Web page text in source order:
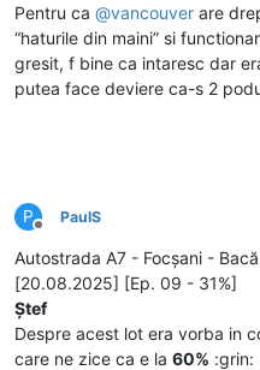
Pentru ca @vancouver are
“haturile din maini” si
gresit, f bine ca intaresc dar
putea face deviere ca-s 2
P
Deconectat
PaulS
Autostrada A7 - Focșani -
[20.08.2025] [Ep. 09 - 31%]
Ștef
Despre acest lot era vorba in
care ne zice ca e la 60% :grin: